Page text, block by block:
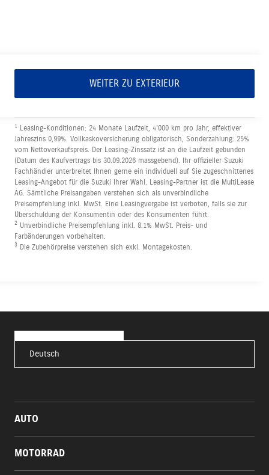
WEITER ZU EXTERIEUR
1 Leasing-Konditionen: 24 Monate Laufzeit, 4’000 km pro Jahr, effektiver
Jahreszins 0,99%. Vollkaskoversicherung obligatorisch, Sonderzahlung: 25%
vom Nettoverkaufspreis. Der Leasing-Zinssatz ist an die Laufzeit gebunden
(Datum des Kaufvertrags bis 30.09.2026 massgebend). Ihr offizieller Suzuki
Fachhändler unterbreitet Ihnen gerne ein individuell auf Sie zugeschnittenes
Leasing-Angebot für die Suzuki Ihrer Wahl. Leasing-Partner ist die MultiLease
AG. Sämtliche Preisangaben verstehen sich als unverbindliche
Preisempfehlung inkl. MwSt. Eine Leasingvergabe ist verboten, falls sie zur
Überschuldung der Konsumentin oder des Konsumenten führt.
2 Unverbindliche Preisempfehlung inkl. 8.1% MwSt. Preis- und
Farbänderungen vorbehalten.
3 Die Zubehörpreise verstehen sich exkl. Montagekosten.
Deutsch
AUTO
MOTORRAD